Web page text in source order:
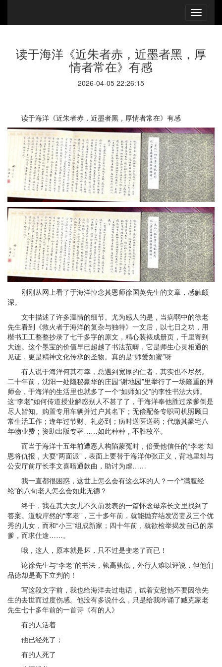
读于海洋《近朱者赤，近墨者黑，厚
情者常在》有感
2026-04-05 22:26:15
读于海洋《近朱者赤，近墨者黑，厚情者常在》有感
刚刚从网上看了于海洋悼念其恩师徐国英先生的文章，感触颇
深。
文中描述了许多温情的细节。尤为感人的是，当病弱中的徐老
先生看到《救火者于海洋的复杂与独特》一文后，以七日之功，用
楷书工工整整抄录了七千多字的原文，精心装裱成册页，千里寄到
大连。这个墨宝的价值早已超越了书法范畴，它是师生心灵相通的
见证，更是精神文化传承的圣物。真的是“师爱如蜜”呀
有人说于海洋何其有幸，总遇到宽厚的仁者，其实也不尽然。
二十年前，沈阳一处隐秘豪华的庄园“谢地园”里举行了一场隆重的拜
师会，于海洋的生活里也就多了一个“如师如父”的李性书法大师。
这“李老”如何传道授业解惑别人不甚了了，于海洋奉他胜过亲爹倒是
尽人皆知。购置专用车辆并过户其名下；无偿配备专职司机照顾日
常生活工作；逢年过节财、礼必到；病时送医送药；代缴其豪宅八
年物业费；资助出版专著……如此种种，不胜枚举。
而当于海洋十五年前遭恶人构陷蒙冤时，倍受他信任的“李老”却
恩将仇报，大耍“两面派”，表面上要替于海洋伸张正义，背地里却与
公安厅前厅长李文喜喑通款曲，助讨为虐……
我一直都很困惑，这世上怎么会有这么坏的人？一个“满腹经
纶”的八旬老人怎么会如此无德？
终于，我在其大女儿不久前发表的一篇怀念母亲长文里找到了
答案。道貌岸然的“李老”，三十多年前，就能抛弃结发贤妻及三个优
秀的儿女，而和“小三”组成新家；四十年前，就欲检举揭发自己的亲
爹，而求仕途……。
哦，这人，原本就是坏，只不过是变老了而已！
论徐先生与“李老”的书法，孰高孰低，外行人难以评说，但他们
品德却是高下立判的！
写这段文字前，我也给海洋去过电话，试着安慰他不要因徐先
生的去世而过度伤感。他没有多说什么，只是给我吟诵了臧克家老
先生七十多年前的一首诗《有的人》
有的人活着
他已经死了；
有的人死了